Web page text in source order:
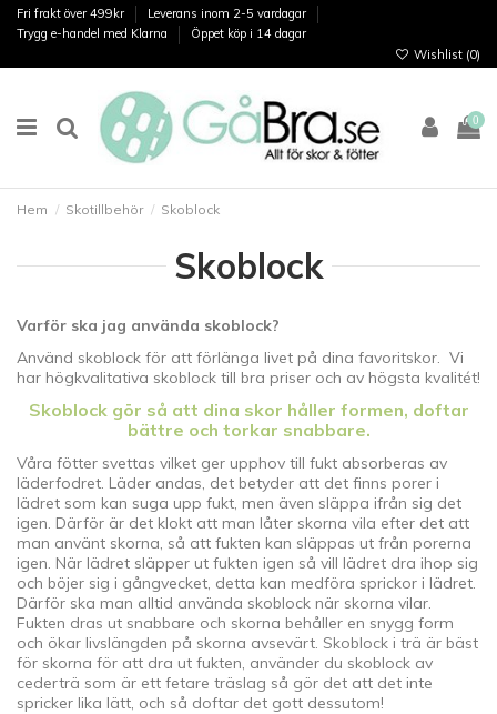
Fri frakt över 499kr
Leverans inom 2-5 vardagar
Trygg e-handel med Klarna
Öppet köp i 14 dagar
Wishlist (0)
0
Hem Skotillbehör Skoblock
Skoblock
Varför ska jag använda skoblock?
Använd skoblock för att förlänga livet på dina favoritskor. Vi
har högkvalitativa skoblock till bra priser och av högsta kvalitét!
Skoblock gör så att dina skor håller formen, doftar
bättre och torkar snabbare.
Våra fötter svettas vilket ger upphov till fukt absorberas av
läderfodret. Läder andas, det betyder att det finns porer i
lädret som kan suga upp fukt, men även släppa ifrån sig det
igen. Därför är det klokt att man låter skorna vila efter det att
man använt skorna, så att fukten kan släppas ut från porerna
igen. När lädret släpper ut fukten igen så vill lädret dra ihop sig
och böjer sig i gångvecket, detta kan medföra sprickor i lädret.
Därför ska man alltid använda skoblock när skorna vilar.
Fukten dras ut snabbare och skorna behåller en snygg form
och ökar livslängden på skorna avsevärt. Skoblock i trä är bäst
för skorna för att dra ut fukten, använder du skoblock av
cederträ som är ett fetare träslag så gör det att det inte
spricker lika lätt, och så doftar det gott dessutom!